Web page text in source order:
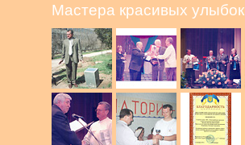
Мастера красивых улыбок